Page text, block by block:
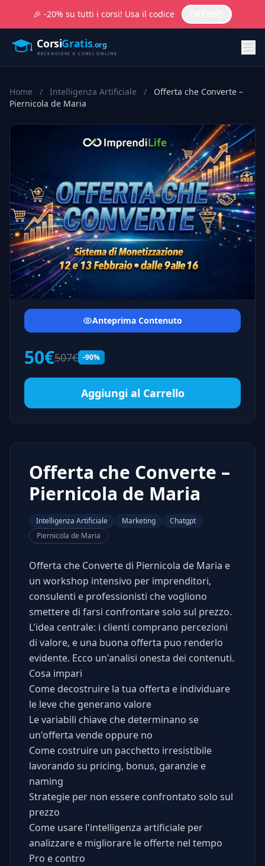
🎉 -20% su tutti i corsi! Usa il codice
Home / Intelligenza Artificiale /
Offerta che Converte –
Piernicola de Maria
Anteprima Contenuto
50€507€ -90%
Aggiungi al Carrello
Offerta che Converte –
Piernicola de Maria
Intelligenza Artificiale Marketing
Chatgpt
Piernicola de Maria
Offerta che Converte di Piernicola de Maria e
un workshop intensivo per imprenditori,
consulenti e professionisti che vogliono
smettere di farsi confrontare solo sul prezzo.
L'idea centrale: i clienti comprano percezioni
di valore, e una buona offerta puo renderlo
evidente. Ecco un'analisi onesta dei contenuti.
Cosa impari
Come decostruire la tua offerta e individuare
le leve che generano valore
Le variabili chiave che determinano se
un'offerta vende oppure no
Come costruire un pacchetto irresistibile
lavorando su pricing, bonus, garanzie e
naming
Strategie per non essere confrontato solo sul
prezzo
Come usare l'intelligenza artificiale per
analizzare e migliorare le offerte nel tempo
Pro e contro